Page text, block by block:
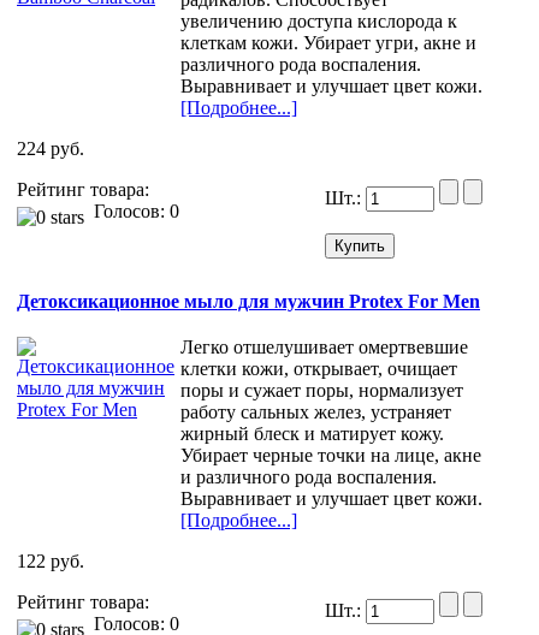
увеличению доступа кислорода к
клеткам кожи. Убирает угри, акне и
различного рода воспаления.
Выравнивает и улучшает цвет кожи.
[Подробнее...]
224 руб.
Рейтинг товара:
Голосов: 0
Шт.:
Детоксикационное мыло для мужчин Protex For Men
Легко отшелушивает омертвевшие
клетки кожи, открывает, очищает
поры и сужает поры, нормализует
работу сальных желез, устраняет
жирный блеск и матирует кожу.
Убирает черные точки на лице, акне
и различного рода воспаления.
Выравнивает и улучшает цвет кожи.
[Подробнее...]
122 руб.
Рейтинг товара:
Голосов: 0
Шт.: